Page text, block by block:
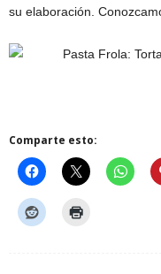
su elaboración.
Comparte esto: